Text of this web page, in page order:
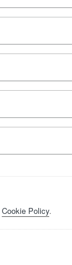
Cookie Policy.